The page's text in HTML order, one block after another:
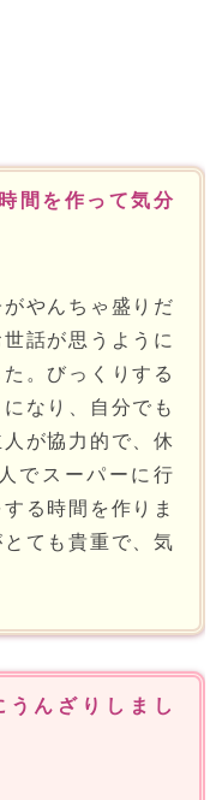
間を作って気分
やんちゃ盛りだ
話が思うように
。びっくりする
なり、自分でも
が協力的で、休
でスーパーに行
る時間を作りま
ても貴重で、気
んざりしまし